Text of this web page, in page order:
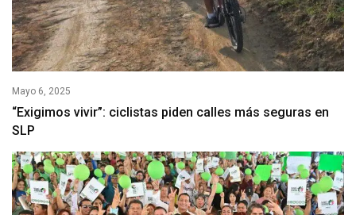
Mayo 6, 2025
“Exigimos vivir”: ciclistas piden calles más seguras en
SLP